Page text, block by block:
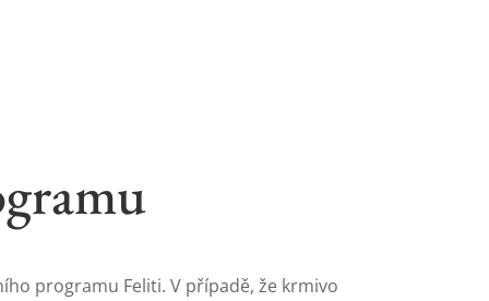
programu Feliti. V případě, že krmivo